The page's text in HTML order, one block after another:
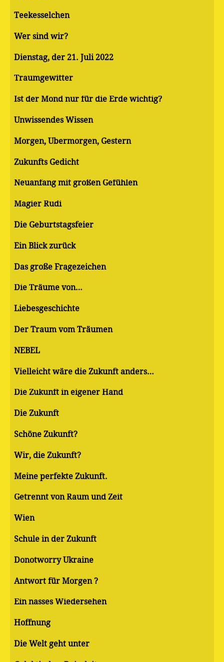
Teekesselchen
Wer sind wir?
Dienstag, der 21. Juli 2022
Traumgewitter
Ist der Mond nur für die Erde wichtig?
Unwissendes Wissen
Morgen, Übermorgen, Gestern
Zukunfts Gedicht
Neuanfang mit großen Gefühlen
Magier Rudi
Die Geburtstagsfeier
Ein Blick zurück
Das große Fragezeichen
Die Träume von…
Liebesgeschichte
Der Traum vom Träumen
NEBEL
Vielleicht wäre die Zukunft anders…
Die Zukunft in eigener Hand
Die Zukunft
Schöne Zukunft?
Wir, die Zukunft?
Meine perfekte Zukunft.
Getrennt von Raum und Zeit
Wien
Schule in der Zukunft
Donotworry Ukraine
Antwort für Morgen ?
Ein nasses Wiedersehen
Hoffnung
Die Welt geht unter